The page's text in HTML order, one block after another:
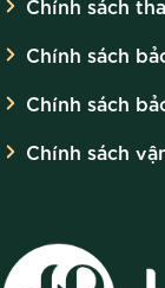
Chính sách
Chính sách
Chính sách
Chính sách